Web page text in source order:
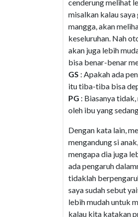
cenderung melihat
misalkan kalau
mangga, akan
keseluruhan. Nah
akan juga lebih
bisa benar-benar
GS : Apakah ada
itu tiba-tiba bisa
PG : Biasanya
oleh ibu yang
Dengan kata lain,
mengandung si
mengapa dia juga
ada pengaruh
tidaklah
saya sudah sebut
lebih mudah untuk
kalau kita katakan